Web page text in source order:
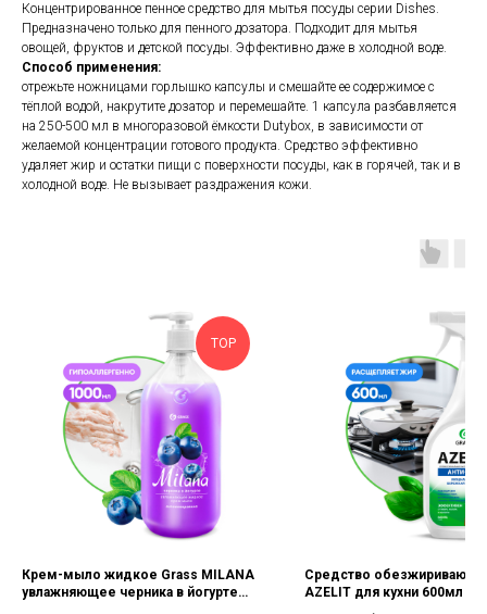
Концентрированное пенное средство для мытья посуды серии Dishes.
Предназначено только для пенного дозатора. Подходит для мытья
овощей, фруктов и детской посуды. Эффективно даже в холодной воде.
Способ применения:
отрежьте ножницами горлышко капсулы и смешайте ее содержимое с
тёплой водой, накрутите дозатор и перемешайте. 1 капсула разбавляется
на 250-500 мл в многоразовой ёмкости Dutybox, в зависимости от
желаемой концентрации готового продукта. Средство эффективно
удаляет жир и остатки пищи с поверхности посуды, как в горячей, так и в
холодной воде. Не вызывает раздражения кожи.
TOP
Крем-мыло жидкое Grass MILANA
увлажняющее черника в йогурте
Средство
AZELIT для кухни 600мл